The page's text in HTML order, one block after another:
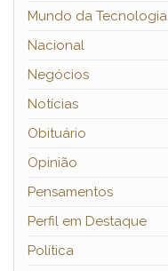
Mundo da Tecnologia
Nacional
Negócios
Notícias
Obituário
Opinião
Pensamentos
Perfil em Destaque
Política